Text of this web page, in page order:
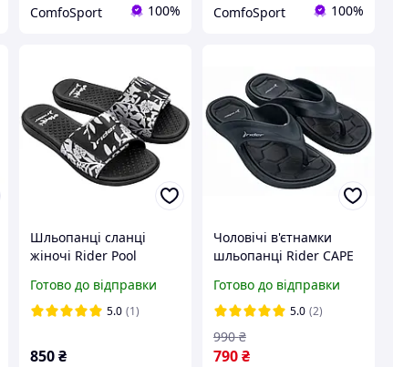
ComfoSport 100% ComfoSport 100%
Шльопанці сланці
жіночі Rider Pool
липучці
Готово до відправки
5.0 (1)
850 ₴
Чоловічі в'єтнамки
шльопанці Rider CAPE
чорні
Готово до відправки
5.0 (2)
790₴
990 ₴